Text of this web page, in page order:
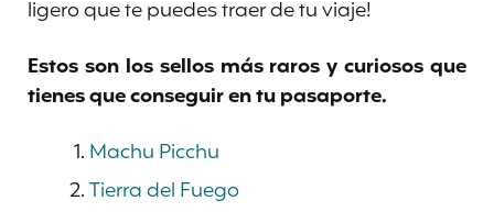
ligero que te puedes traer de tu viaje!
Estos son los sellos más raros y curiosos que
tienes que conseguir en tu pasaporte.
Machu Picchu
Tierra del Fuego